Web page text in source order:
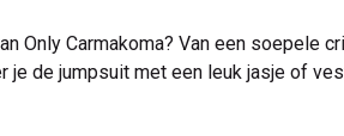
Only Carmakoma? Van een soepele
je de jumpsuit met een leuk jasje of